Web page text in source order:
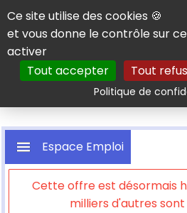
Panneau de gestion des cookies
Ce site utilise des cookies 🍪
et vous donne le contrôle sur
activer
Tout accepter
Tout
Politique de
Cette offre est désormais
milliers d'autres
Espace Emploi